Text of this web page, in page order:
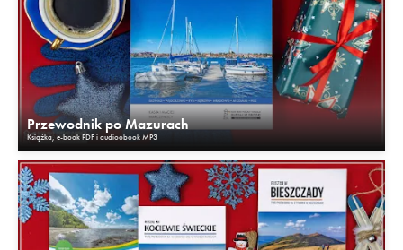
Przewodnik po Mazurach
Książka, e-book PDF i audioobook MP3